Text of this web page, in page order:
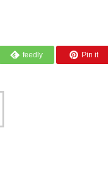
feedly Pin it